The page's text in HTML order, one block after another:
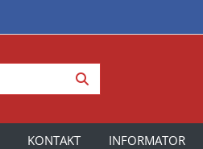
KONTAKT INFORMATOR